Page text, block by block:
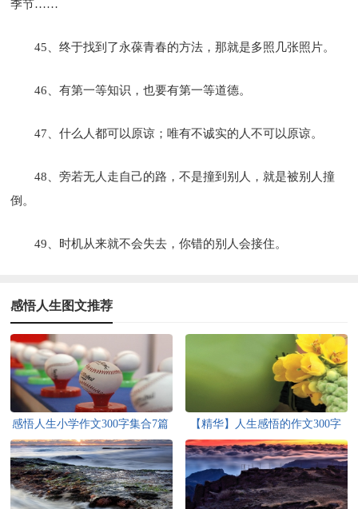
季节……
45、终于找到了永葆青春的方法，那就是多照几张照片。
46、有第一等知识，也要有第一等道德。
47、什么人都可以原谅；唯有不诚实的人不可以原谅。
48、旁若无人走自己的路，不是撞到别人，就是被别人撞
倒。
49、时机从来就不会失去，你错的别人会接住。
感悟人生图文推荐
感悟人生小学作文300字集合7篇
【精华】人生感悟的作文300字
六篇